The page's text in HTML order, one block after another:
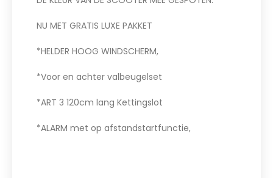
NU MET GRATIS LUXE PAKKET
*HELDER HOOG WINDSCHERM,
*Voor en achter valbeugelset
*ART 3 120cm lang Kettingslot
*ALARM met op afstandstartfunctie,